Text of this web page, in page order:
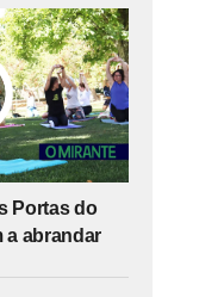
Portas do
a abrandar